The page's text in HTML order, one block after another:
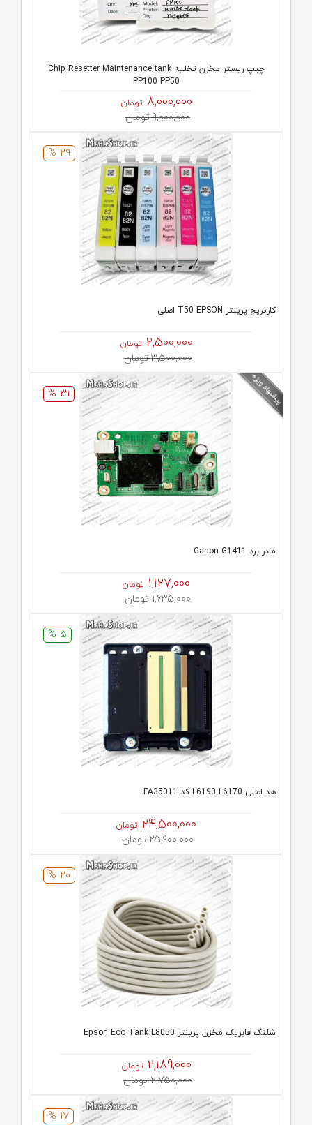
چیپ ریستر مخزن تخلیه Chip Resetter Maintenance tank
PP100 PP50
8,000,000 تومان
9,000,000 تومان
29 %
کارتریج پرینتر T50 EPSON اصلی
2,500,000 تومان
3,500,000 تومان
31 %
مادر برد Canon G1411
1,127,000 تومان
1,635,000 تومان
5 %
هد اصلی L6190 L6170 کد FA35011
24,500,000 تومان
25,900,000 تومان
20 %
شلنگ فابریک مخزن پرینتر Epson Eco Tank L8050
2,189,000 تومان
2,750,000 تومان
17 %